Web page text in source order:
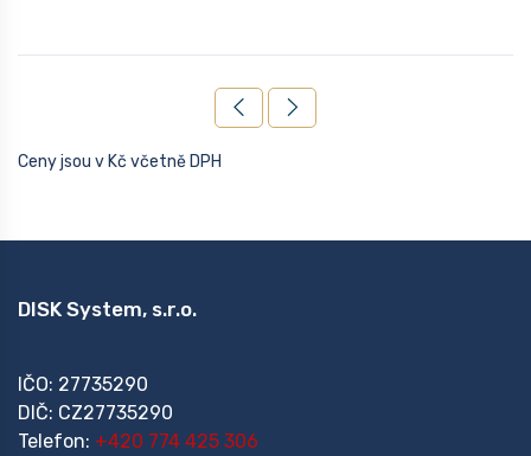
Ceny jsou v Kč včetně DPH
DISK System, s.r.o.
IČO: 27735290
DIČ: CZ27735290
Telefon: +420 774 425 306